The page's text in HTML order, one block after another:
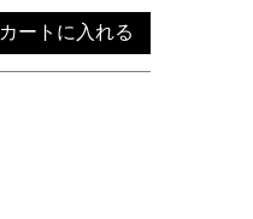
カートに入れる